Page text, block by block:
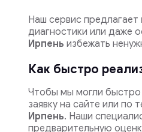
Наш сервис предлагает
диагностики или даже
Ирпень избежать
Как быстро
Чтобы мы могли быстро
заявку на сайте или по
Ирпень. Наши
предварительную